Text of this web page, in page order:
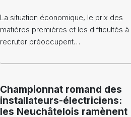
La situation économique, le prix des
matières premières et les difficultés à
recruter préoccupent…
Championnat romand des
installateurs-électriciens:
les Neuchâtelois ramènent